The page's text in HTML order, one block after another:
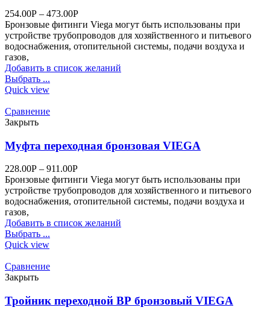
254.00Р – 473.00Р
Бронзовые фитинги Viega могут быть использованы при
устройстве трубопроводов для хозяйственного и питьевого
водоснабжения, отопительной системы, подачи воздуха и
газов,
Добавить в список желаний
Выбрать ...
Quick view
Сравнение
Закрыть
Муфта переходная бронзовая VIEGA
228.00Р – 911.00Р
Бронзовые фитинги Viega могут быть использованы при
устройстве трубопроводов для хозяйственного и питьевого
водоснабжения, отопительной системы, подачи воздуха и
газов,
Добавить в список желаний
Выбрать ...
Quick view
Сравнение
Закрыть
Тройник переходной ВР бронзовый VIEGA